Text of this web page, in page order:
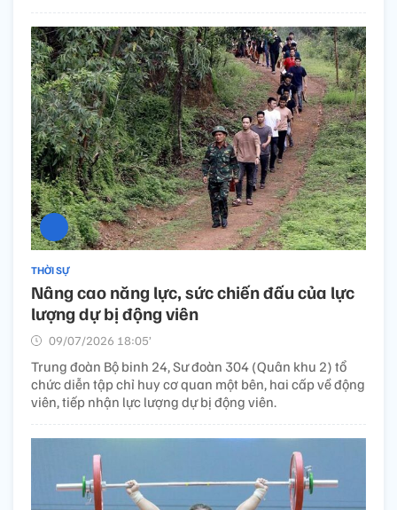
THỜI SỰ
Nâng cao năng lực, sức chiến đấu của lực
lượng dự bị động viên
09/07/2026 18:05’
Trung đoàn Bộ binh 24, Sư đoàn 304 (Quân khu 2) tổ
chức diễn tập chỉ huy cơ quan một bên, hai cấp về động
viên, tiếp nhận lực lượng dự bị động viên.